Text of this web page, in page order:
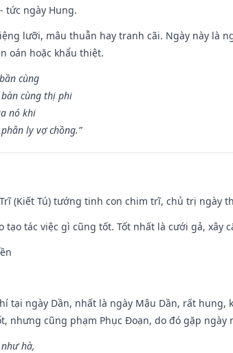
- tức ngày Hung.
lưỡi, mâu thuẫn hay tranh cãi. Ngày này là
oán hoặc khẩu thiệt.
cùng
cùng thị phi
nó khi
ly vợ chồng.”
(Kiết Tú) tướng tinh con chim trĩ, chủ trị ngày
tạo tác việc gì cũng tốt. Tốt nhất là cưới gả, xây
tại ngày Dần, nhất là ngày Mậu Dần, rất
nhưng cũng phạm Phục Đoạn, do đó gặp ngày
hà,